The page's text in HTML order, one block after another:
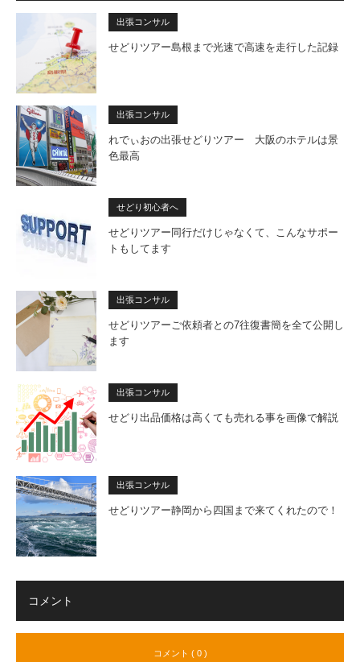
出張コンサル
せどりツアー島根まで光速で高速を走行した記録
出張コンサル
れでぃおの出張せどりツアー 大阪のホテルは景
色最高
せどり初心者へ
せどりツアー同行だけじゃなくて、こんなサポー
トもしてます
出張コンサル
せどりツアーご依頼者との7往復書簡を全て公開し
ます
出張コンサル
せどり出品価格は高くても売れる事を画像で解説
出張コンサル
せどりツアー静岡から四国まで来てくれたので！
コメント
コメント ( 0 )